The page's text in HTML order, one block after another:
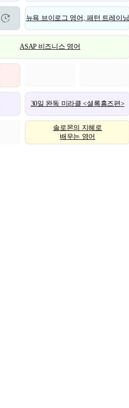
뉴욕 브이로그 영어, 패턴 트레이닝
ASAP 비즈니스 영어
30일 완독 미라클 <셜록홈즈편>
솔로몬의 지혜로
배우는 영어